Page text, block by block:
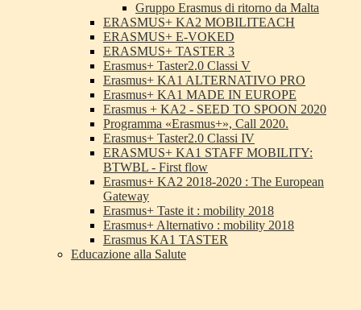
Gruppo Erasmus di ritorno da Malta
ERASMUS+ KA2 MOBILITEACH
ERASMUS+ E-VOKED
ERASMUS+ TASTER 3
Erasmus+ Taster2.0 Classi V
Erasmus+ KA1 ALTERNATIVO PRO
Erasmus+ KA1 MADE IN EUROPE
Erasmus + KA2 - SEED TO SPOON 2020
Programma «Erasmus+», Call 2020.
Erasmus+ Taster2.0 Classi IV
ERASMUS+ KA1 STAFF MOBILITY:
BTWBL - First flow
Erasmus+ KA2 2018-2020 : The European
Gateway
Erasmus+ Taste it : mobility 2018
Erasmus+ Alternativo : mobility 2018
Erasmus KA1 TASTER
Educazione alla Salute